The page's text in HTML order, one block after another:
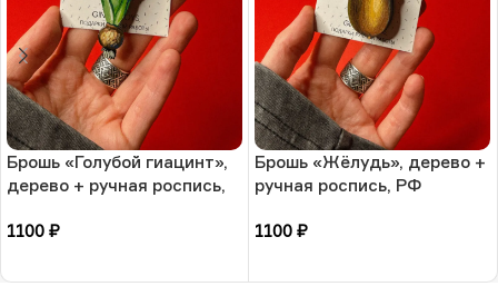
Брошь «Голубой гиацинт»,
дерево + ручная роспись,
1100 ₽
Брошь «Жёлудь», дерево +
ручная роспись, РФ
1100 ₽